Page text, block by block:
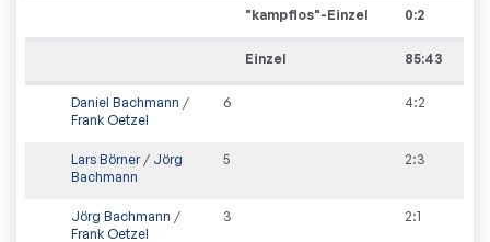
"kampflos"-Einzel 0:2
Einzel 85:43
Daniel Bachmann /
Frank Oetzel
6 4:2
Lars Börner/ Jörg
Bachmann
5 2:3
Jörg Bachmann /
Frank Oetzel
3 2:1